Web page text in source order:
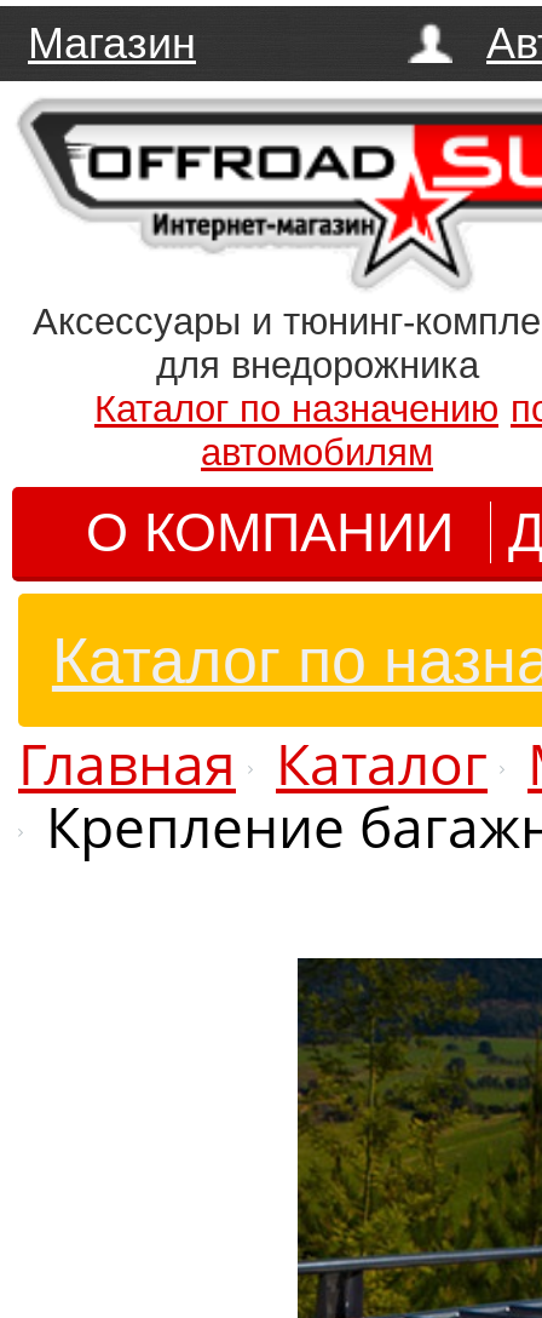
Магазин
Аксессуары и тюнинг-
для внедорожника
Каталог по назначению
автомобилям
О КОМПАНИИ
Каталог по
Главная Каталог
Крепление